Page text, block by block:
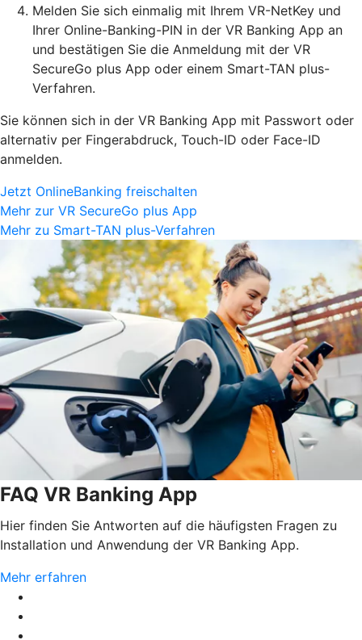
Melden Sie sich einmalig mit Ihrem VR-NetKey und
Ihrer Online-Banking-PIN in der VR Banking App an
und bestätigen Sie die Anmeldung mit der VR
SecureGo plus App oder einem Smart-TAN plus-
Verfahren.
Sie können sich in der VR Banking App mit Passwort oder
alternativ per Fingerabdruck, Touch-ID oder Face-ID
anmelden.
Jetzt OnlineBanking freischalten
Mehr zur VR SecureGo plus App
Mehr zu Smart-TAN plus-Verfahren
FAQ VR Banking App
Hier finden Sie Antworten auf die häufigsten Fragen zu
Installation und Anwendung der VR Banking App.
Mehr erfahren